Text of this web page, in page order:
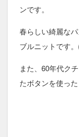
ンです。
春らしい綺麗な
ブルニットです
また、60年代ク
たボタンを使っ